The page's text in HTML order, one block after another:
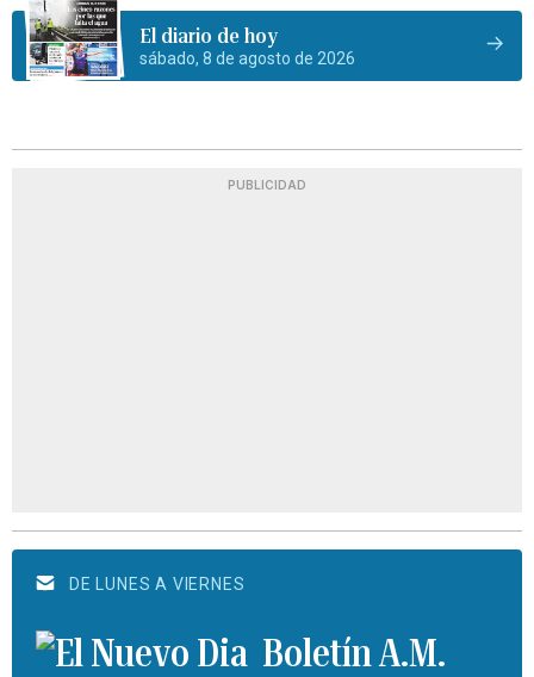
El diario de hoy
sábado, 8 de agosto de 2026
PUBLICIDAD
DE LUNES A VIERNES
Boletín A.M.